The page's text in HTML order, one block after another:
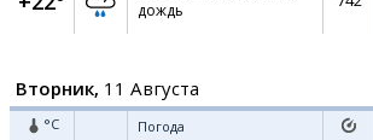
дождь
Вторник, 11 Августа
°C Погода